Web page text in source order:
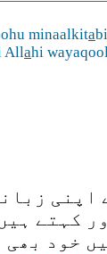
minaalkita
Allahi
کہتے
خود بھی